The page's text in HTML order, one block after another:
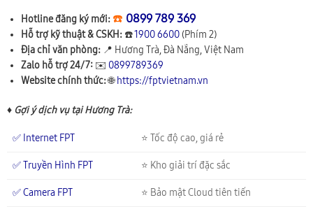
Hotline đăng ký mới: ☎️ 0899 789 369
Hỗ trợ kỹ thuật & CSKH: ☎️1900 6600 (Phím 2)
Địa chỉ văn phòng: 📍 Hương Trà, Đà Nẵng, Việt Nam
Zalo hỗ trợ 24/7: ✉️ 0899789369
Website chính thức:🌐 https://fptvietnam.vn
♦ Gợi ý dịch vụ tại Hương Trà:
✅ Internet FPT ⭐ Tốc độ cao, giá rẻ
✅ Truyền Hình FPT ⭐ Kho giải trí đặc sắc
✅ Camera FPT ⭐ Bảo mật Cloud tiên tiến